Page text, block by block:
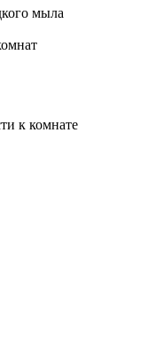
мыла
к комнате